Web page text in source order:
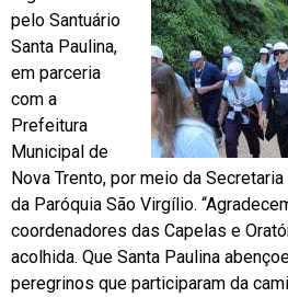
pelo Santuário
Santa Paulina,
em parceria
com a
Prefeitura
Municipal de
Nova Trento, por meio da
da Paróquia São Virgílio.
coordenadores das Capelas e
acolhida. Que Santa Paulina
peregrinos que participaram da